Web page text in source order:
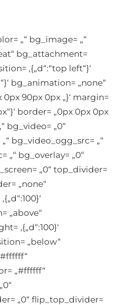
„“ bg_image= „“
bg_attachment=
‚{„d“:“top left“}‘
bg_animation= „none“
0px 90px 0px „}‘ margin=
border= „0px 0px 0px
bg_video= „0“
bg_video_ogg_src= „“
„“ bg_overlay= „0“
„0“ top_divider=
„none“
„above“
‚{„d“:100}‘
„below“
„#ffffff“
„0“ flip_top_divider=